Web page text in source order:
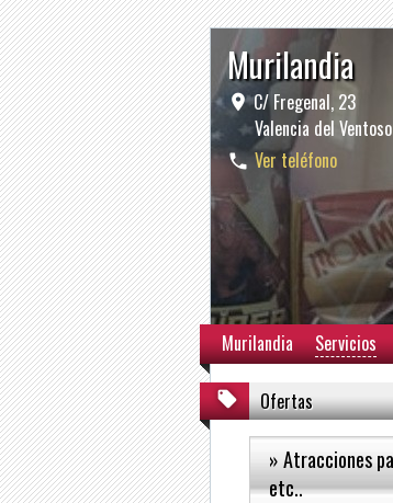
Murilandia
C/ Fregenal, 23
Valencia del
Ver teléfono
Murilandia Servicios
Ofertas
» Atracciones
etc..